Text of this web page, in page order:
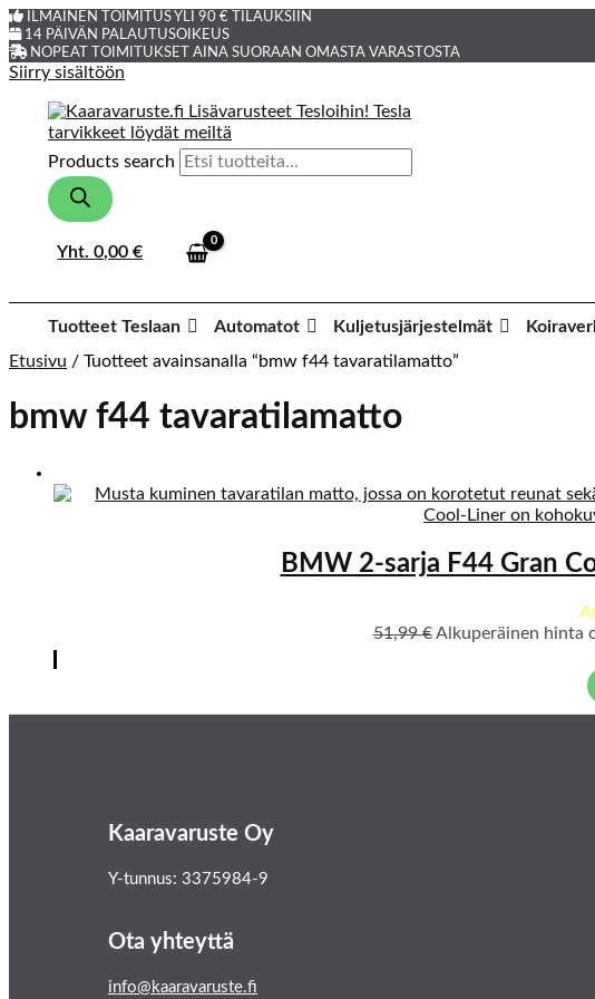
ILMAINEN TOIMITUS YLI 90 € TILAUKSIIN
14 PÄIVÄN PALAUTUSOIKEUS
NOPEAT TOIMITUKSET AINA SUORAAN OMASTA VARASTOSTA
Siirry sisältöön
Products search
Yht.0,00€
Tuotteet Teslaan Automatot Kuljetusjärjestelmät
Etusivu / Tuotteet avainsanalla “bmw f44 tavaratilamatto”
bmw f44 tavaratilamatto
BMW 2-sarja F44 Gran
51,99€ Alkuperäinen hinta
Kaaravaruste Oy
Y-tunnus: 3375984-9
Ota yhteyttä
info@kaaravaruste.fi